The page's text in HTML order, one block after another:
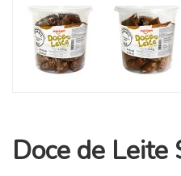
Doce de Leite